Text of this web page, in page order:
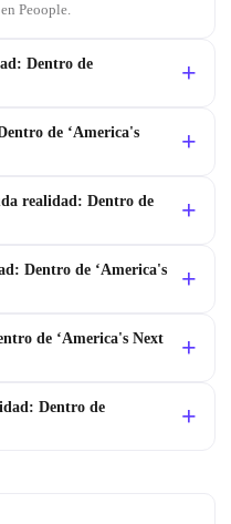
Peoople.
Dentro de
de ‘America's
realidad: Dentro de
Dentro de ‘America's
de ‘America's Next
Dentro de